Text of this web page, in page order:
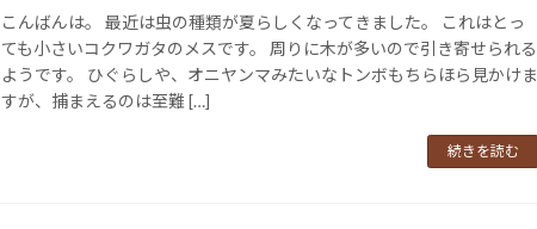
こんばんは。 最近は虫の種類が夏らしくなってきました。 これはとっ
ても小さいコクワガタのメスです。 周りに木が多いので引き寄せられる
ようです。 ひぐらしや、オニヤンマみたいなトンボもちらほら見かけま
すが、捕まえるのは至難 […]
続きを読む